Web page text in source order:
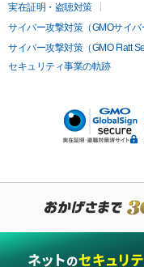
実在証明・盗聴対策
サイバー攻撃対策（GMOサイバ
サイバー攻撃対策（GMO Flatt
セキュリティ事業の軌跡